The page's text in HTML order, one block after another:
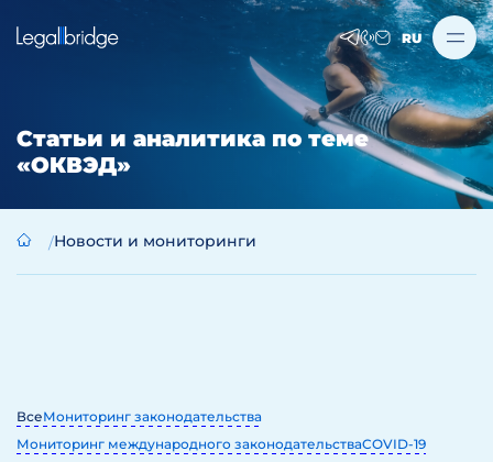
RU
Статьи и аналитика по теме
«ОКВЭД»
Новости и мониторинги
ВсеМониторинг законодательства
Мониторинг международного законодательстваCOVID-19